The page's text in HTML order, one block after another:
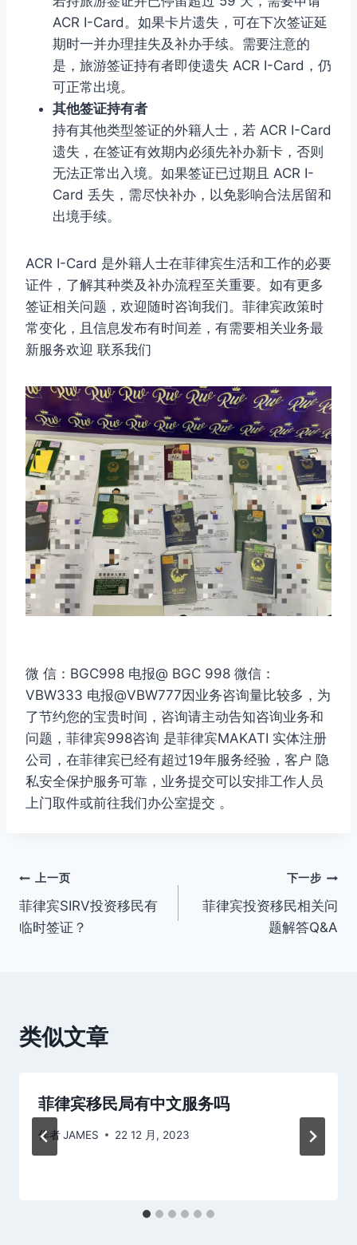
ACR I-Card。如果卡片遗失，可在下次签证延
期时一并办理挂失及补办手续。需要注意的
是，旅游签证持有者即使遗失 ACR I-Card，仍
可正常出境。
其他签证持有者
持有其他类型签证的外籍人士，若 ACR I-Card
遗失，在签证有效期内必须先补办新卡，否则
无法正常出入境。如果签证已过期且 ACR I-
Card 丢失，需尽快补办，以免影响合法居留和
出境手续。
ACR I-Card 是外籍人士在菲律宾生活和工作的必要
证件，了解其种类及补办流程至关重要。如有更多
签证相关问题，欢迎随时咨询我们。菲律宾政策时
常变化，且信息发布有时间差，有需要相关业务最
新服务欢迎 联系我们
微 信：BGC998 电报@ BGC 998 微信：
VBW333 电报@VBW777因业务咨询量比较多，为
了节约您的宝贵时间，咨询请主动告知咨询业务和
问题，菲律宾998咨询 是菲律宾MAKATI 实体注册
公司，在菲律宾已经有超过19年服务经验，客户 隐
私安全保护服务可靠，业务提交可以安排工作人员
上门取件或前往我们办公室提交 。
文
章
上一页
菲律宾SIRV投资移民有
临时签证？
下一步
菲律宾投资移民相关问
题解答Q&A
类似文章
菲律宾移民局有中文服务吗
作者JAMES 22 12 月, 2023